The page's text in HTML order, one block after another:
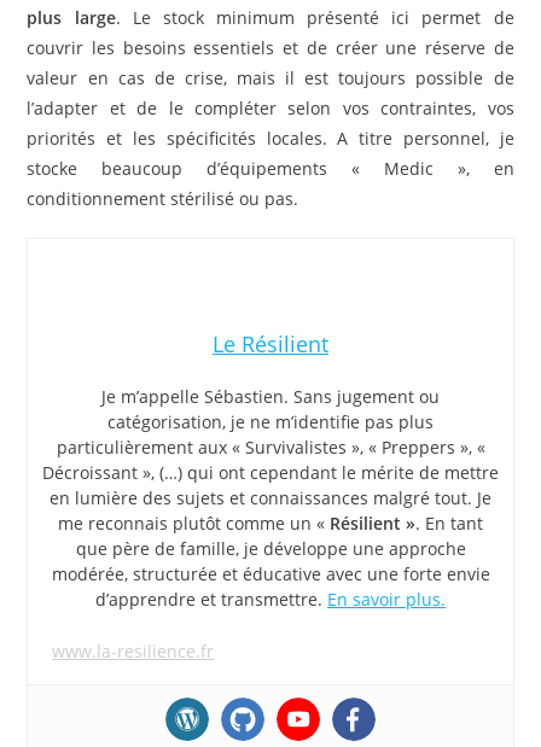
plus large. Le stock minimum présenté ici permet de
couvrir les besoins essentiels et de créer une réserve de
valeur en cas de crise, mais il est toujours possible de
l’adapter et de le compléter selon vos contraintes, vos
priorités et les spécificités locales. A titre personnel, je
stocke beaucoup d’équipements « Medic », en
conditionnement stérilisé ou pas.
Le Résilient
Je m’appelle Sébastien. Sans jugement ou
catégorisation, je ne m’identifie pas plus
particulièrement aux « Survivalistes », « Preppers », «
Décroissant », (…) qui ont cependant le mérite de mettre
en lumière des sujets et connaissances malgré tout. Je
me reconnais plutôt comme un « Résilient ». En tant
que père de famille, je développe une approche
modérée, structurée et éducative avec une forte envie
d’apprendre et transmettre. En savoir plus.
www.la-resilience.fr